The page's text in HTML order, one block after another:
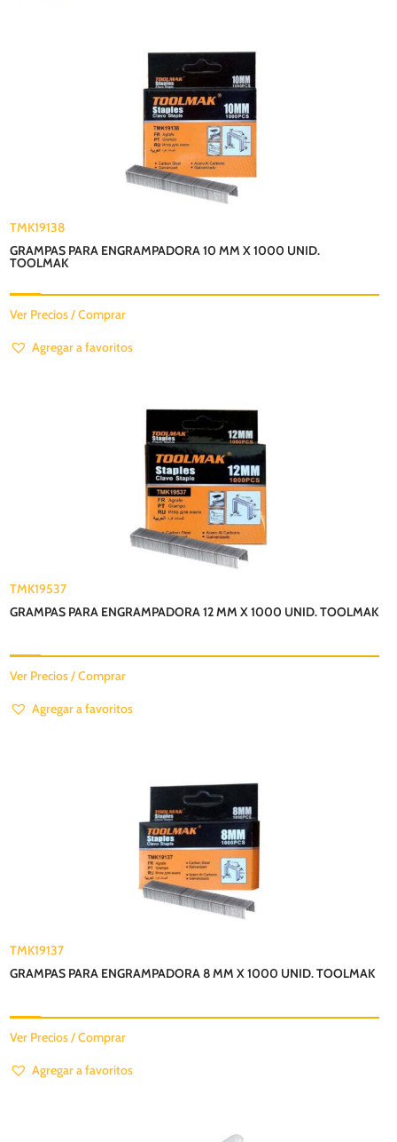
TMK19138
GRAMPAS PARA ENGRAMPADORA 10 MM X 1000 UNID.
TOOLMAK
Ver Precios / Comprar
Agregar a favoritos
TMK19537
GRAMPAS PARA ENGRAMPADORA 12 MM X 1000 UNID. TOOLMAK
Ver Precios / Comprar
Agregar a favoritos
TMK19137
GRAMPAS PARA ENGRAMPADORA 8 MM X 1000 UNID. TOOLMAK
Ver Precios / Comprar
Agregar a favoritos